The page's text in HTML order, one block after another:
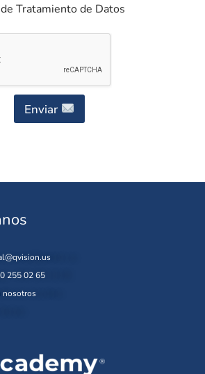
Tratamiento de Datos
Enviar
255 02 65
nosotros